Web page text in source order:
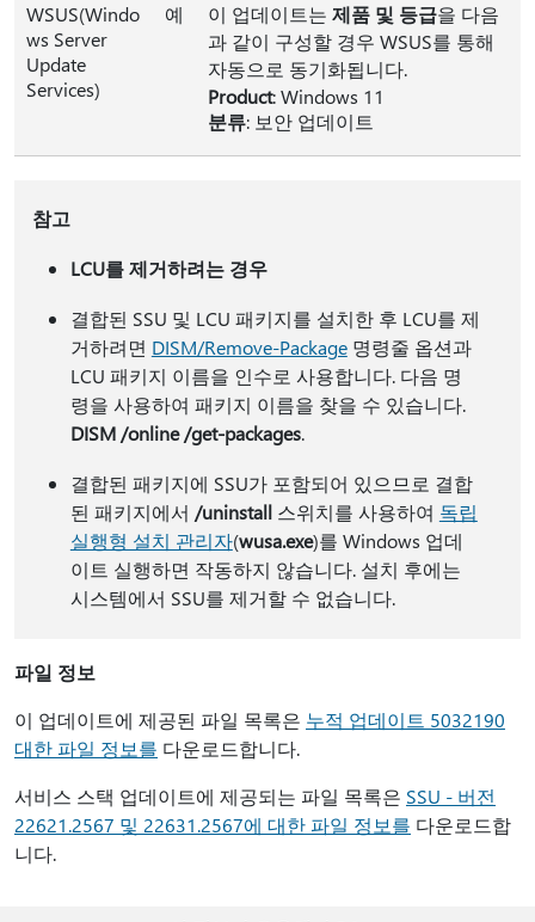
WSUS(Windo
ws Server
Update
Services)
예 이 업데이트는 제품 및 등급을 다음
과 같이 구성할 경우 WSUS를 통해
자동으로 동기화됩니다.
Product: Windows 11
분류: 보안 업데이트
참고
LCU를 제거하려는 경우
결합된 SSU 및 LCU 패키지를 설치한 후 LCU를 제
거하려면 DISM/Remove-Package명령줄 옵션과
LCU 패키지 이름을 인수로 사용합니다. 다음 명
령을 사용하여 패키지 이름을 찾을 수 있습니다.
DISM /online /get-packages.
결합된 패키지에 SSU가 포함되어 있으므로 결합
된 패키지에서 /uninstall스위치를 사용하여 독립
실행형 설치 관리자(wusa.exe)를 Windows 업데
이트 실행하면 작동하지 않습니다. 설치 후에는
시스템에서 SSU를 제거할 수 없습니다.
파일 정보
이 업데이트에 제공된 파일 목록은 누적 업데이트 5032190
대한 파일 정보를 다운로드합니다.
서비스 스택 업데이트에 제공되는 파일 목록은 SSU - 버전
22621.2567 및 22631.2567에 대한 파일 정보를 다운로드합
니다.